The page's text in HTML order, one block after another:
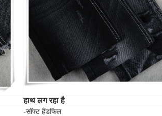
हाथ लग रहा है
-सॉफ्ट हैंडफिल